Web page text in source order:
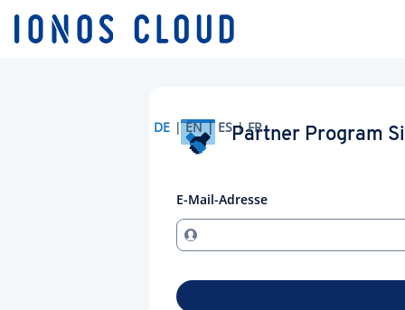
DE EN ES FR
Partner Program
E-Mail-Adresse